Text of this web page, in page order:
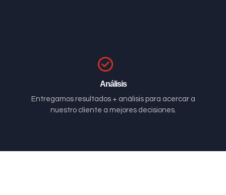
Análisis
Entregamos resultados + análisis para acercar a
nuestro cliente a mejores decisiones.